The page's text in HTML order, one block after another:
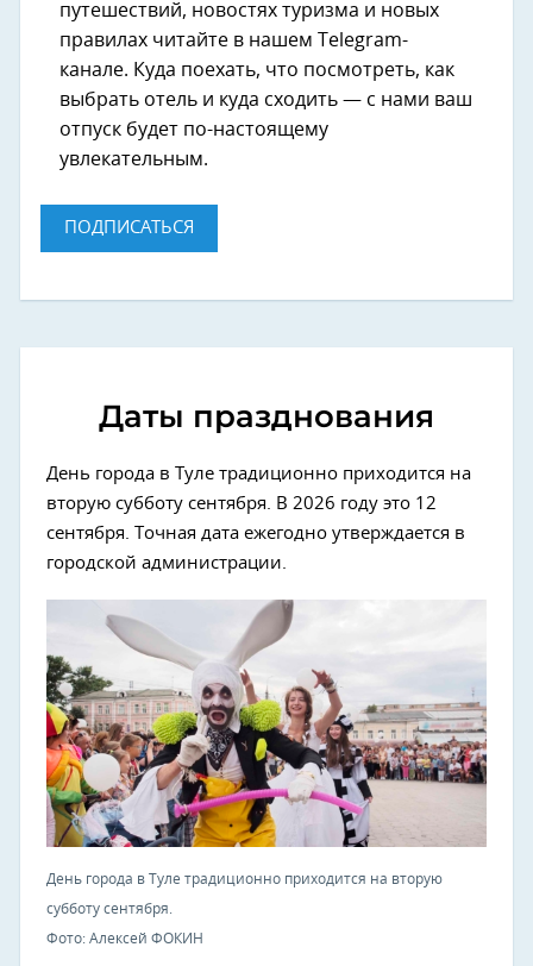
путешествий, новостях туризма и новых
правилах читайте в нашем Telegram-
канале. Куда поехать, что посмотреть, как
выбрать отель и куда сходить — с нами ваш
отпуск будет по-настоящему
увлекательным.
ПОДПИСАТЬСЯ
Даты празднования
День города в Туле традиционно приходится на
вторую субботу сентября. В 2026 году это 12
сентября. Точная дата ежегодно утверждается в
городской администрации.
День города в Туле традиционно приходится на вторую
субботу сентября.
Фото: Алексей ФОКИН